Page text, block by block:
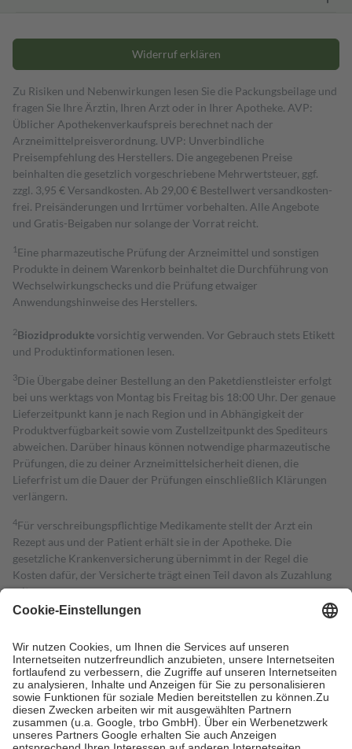
Widerruf erklären
Zu Risiken und Nebenwirkungen lesen Sie die Packungsbeilage und
fragen Sie Ihre Ärztin, Ihren Arzt oder in Ihrer Apotheke. AVP:
Üblicher Apothekenverkaufspreis berechnet nach der
Arzneimittelpreisverordnung. UVP: Unverbindliche
Preisempfehlung des Herstellers. Die angegebenen Preise
beinhalten die gesetzlich vorgeschriebene Mehrwertsteuer, ggf.
zzgl. 3,95 € Versandkosten. Ab 29,00 € Bestell­wert versand­kosten­
frei. Preisänderungen und Irrtümer vorbehalten. Alle Angebote
und Gratis-Beigaben nur solange der Vorrat reicht.
1 Eine pharmazeutische Prüfung der Arzneimittel und sonstigen
Produkte in deinem Warenkorb beinhaltet die Durchführung von
Wechselwirkungschecks und die Prüfung etwaiger
Anwendungshinweise des Herstellers.
2Biozidproduktevorsichtig verwenden. Vor Gebrauch stets Etikett
und Produktinformationen lesen.
3Die Übergabe deiner Bestellung an den Paketdienstleister erfolgt
bei uns werktags von Montag bis Freitag bis 18:00 Uhr. Der genaue
Lieferzeitpunkt kann je nach Region und in Abhängigkeit der
Produktverfügbarkeit sowie vom Zustellzeitpunkt des Spediteurs
abweichen. Darüber hinaus können notwendige pharmazeutische
Prüfungen, die zu deiner Arzneimittelsicherheit dienen, die
Lieferfrist um die Dauer der Prüfungen einschließlich Klärungen
verlängern.
4Für verschreibungspflichtige Medikamente stellt der Arzt ein
Rezept aus und der Patient erhält sie in der Apotheke. Die
gesetzliche Krankenversicherung übernimmt in der Regel die
Kosten dafür, der Versicherte trägt einen Teil davon als Zuzahlung
mit.
Grundsätzlich leisten Mitglieder Zuzahlungen in Höhe von zehn
höchstens zehn Euro.
Es sind jedoch nie mehr als die tatsächlichen
Kosten der Leistung zu entrichten.
Diese Regeln gelten grundsätzlich auch für Online-Apotheken.
Bei Heilmitteln und häuslicher Krankenpflege beträgt die
Zuzahlung zehn Prozent der Kosten sowie zehn Euro je
Verordnung.
Um das Engagement der Versicherten für ihre eigene Gesundheit zu